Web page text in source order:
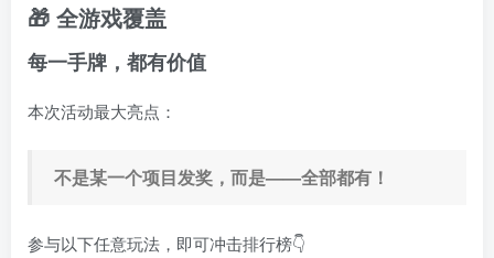
🎁 全游戏覆盖
每一手牌，都有价值
本次活动最大亮点：
不是某一个项目发奖，而是——全部都有！
参与以下任意玩法，即可冲击排行榜👇